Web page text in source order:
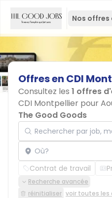
Nos
Offresen CDI
Consultez les 1 offres
CDI Montpellier pour
The Good Goods
Rechercher par job,
Localisation
Contrat de travail
Recherche avancée
réinitialiser voir toutes les